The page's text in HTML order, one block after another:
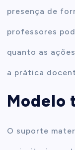
presença de
professores
quanto as
a prática
Modelo
O suporte